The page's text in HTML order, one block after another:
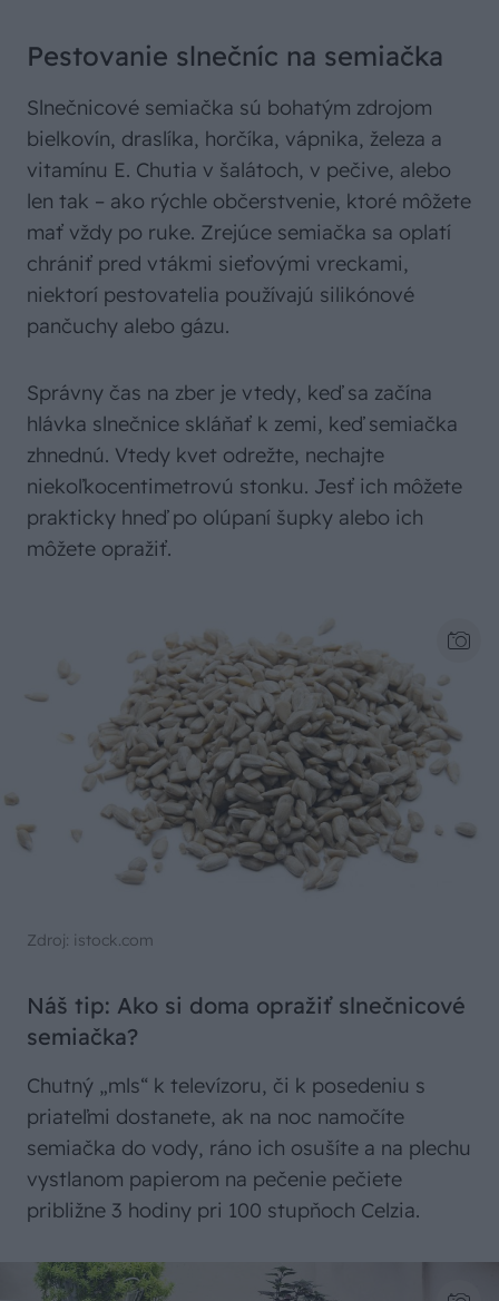
Pestovanie slnečníc na semiačka
Slnečnicové semiačka sú bohatým zdrojom
bielkovín, draslíka, horčíka, vápnika, železa a
vitamínu E. Chutia v šalátoch, v pečive, alebo
len tak – ako rýchle občerstvenie, ktoré môžete
mať vždy po ruke. Zrejúce semiačka sa oplatí
chrániť pred vtákmi sieťovými vreckami,
niektorí pestovatelia používajú silikónové
pančuchy alebo gázu.
Správny čas na zber je vtedy, keď sa začína
hlávka slnečnice skláňať k zemi, keď semiačka
zhnednú. Vtedy kvet odrežte, nechajte
niekoľkocentimetrovú stonku. Jesť ich môžete
prakticky hneď po olúpaní šupky alebo ich
môžete opražiť.
Zdroj: istock.com
Náš tip: Ako si doma opražiť slnečnicové
semiačka?
Chutný „mls“ k televízoru, či k posedeniu s
priateľmi dostanete, ak na noc namočíte
semiačka do vody, ráno ich osušíte a na plechu
vystlanom papierom na pečenie pečiete
približne 3 hodiny pri 100 stupňoch Celzia.